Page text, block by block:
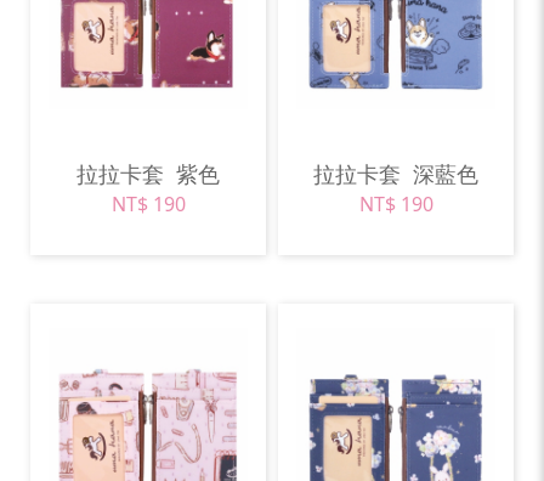
拉拉卡套 紫色
NT$ 190
拉拉卡套 深藍色
NT$ 190